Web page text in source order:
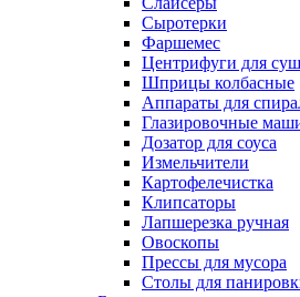
Сыротерки
Фаршемес
Центрифуги для
Шприцы колбасные
Аппараты для
Глазировочные
Дозатор для соуса
Измельчители
Картофелечистка
Клипсаторы
Лапшерезка ручная
Овоскопы
Прессы для мусора
Столы для